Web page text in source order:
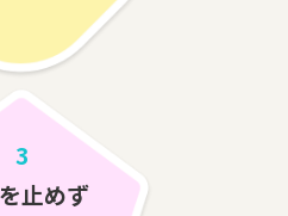
3
止めず